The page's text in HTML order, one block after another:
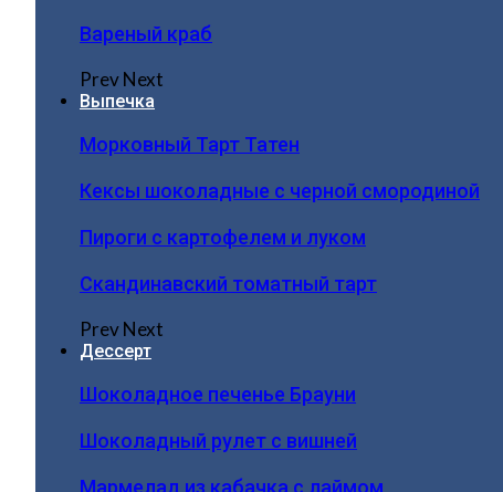
Вареный краб
PrevNext
Выпечка
Морковный Тарт Татен
Кексы шоколадные с черной смородиной
Пироги c картофелем и луком
Скандинавский томатный тарт
PrevNext
Дессерт
Шоколадное печенье Брауни
Шоколадный рулет с вишней
Мармелад из кабачка с лаймом